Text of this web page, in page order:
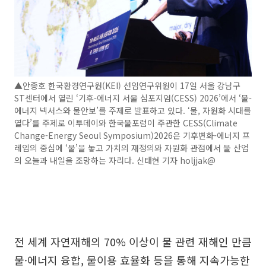
▲안종호 한국환경연구원(KEI) 선임연구위원이 17일 서울 강남구
ST센터에서 열린 ‘기후-에너지 서울 심포지엄(CESS) 2026’에서 ‘물-
에너지 넥서스와 물안보’를 주제로 발표하고 있다. ‘물, 자원화 시대를
열다’를 주제로 이투데이와 한국물포럼이 주관한 CESS(Climate
Change-Energy Seoul Symposium)2026은 기후변화-에너지 프
레임의 중심에 ‘물’을 놓고 가치의 재정의와 자원화 관점에서 물 산업
의 오늘과 내일을 조망하는 자리다. 신태현 기자 holjjak@
전 세계 자연재해의 70% 이상이 물 관련 재해인 만큼
물·에너지 융합, 물이용 효율화 등을 통해 지속가능한